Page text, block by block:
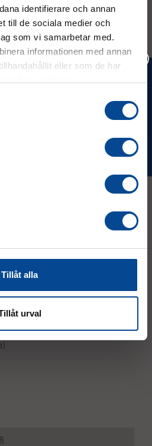
identifierare och annan
till de sociala medier och
som vi samarbetar med.
informationen med annan
eller som de har
Tillåt alla
urval
17 187,50 kr Köp
)